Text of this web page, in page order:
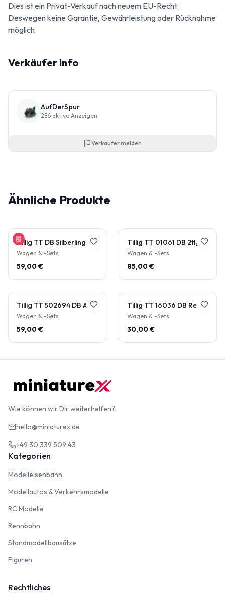
Dies ist ein Privat-Verkauf nach neuem EU-Recht.
Deswegen keine Garantie, Gewährleistung oder Rücknahme
möglich.
Verkäufer Info
AufDerSpur
286 aktive Anzeigen
Verkäufer melden
Ähnliche Produkte
Tillig TT DB Silberling Nahverkehrswagen 1./2. Klasse Personenwagen IV AB4n DR Press Museum IV
Wagen & -Sets
59,00 €
Tillig TT 01061 DB 2tlg. Reisezugwagenset Umbauwagen Grün Epoche IV 2. Klasse
Wagen & -Sets
85,00 €
Tillig TT 502694 DB AG Taschenwagen Danzas Rot Epoche V Club-Jahresmodell 2025 Güterwagen
Wagen & -Sets
59,00 €
Tillig TT 16036 DB Reisezugwagen 2. Klasse Grün Epoche III Preußischer Durchgangswagen
Wagen & -Sets
30,00 €
Wie können wir Dir weiterhelfen?
hello@miniaturex.de
+49 30 339 509 43
Kategorien
Modelleisenbahn
Modellautos & Verkehrsmodelle
RC Modelle
Rennbahn
Standmodellbausätze
Figuren
Rechtliches